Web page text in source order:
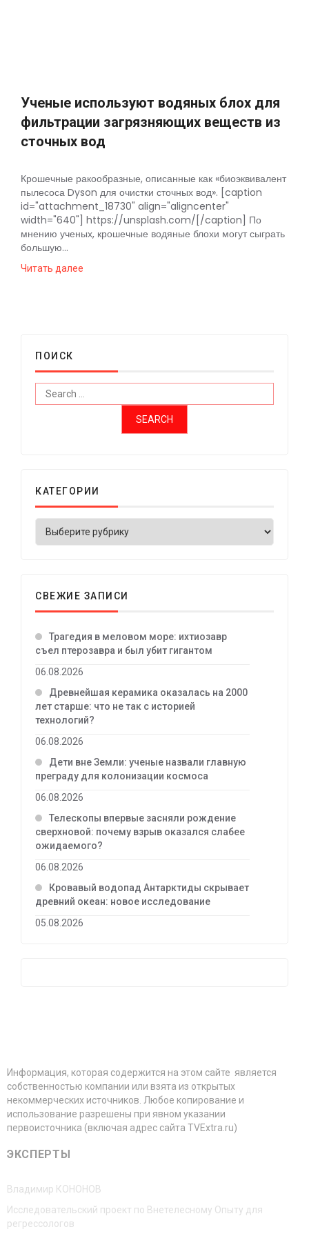
Ученые используют водяных блох для
фильтрации загрязняющих веществ из
сточных вод
Крошечные ракообразные, описанные как «биоэквивалент
пылесоса Dyson для очистки сточных вод». [caption
id="attachment_18730" align="aligncenter"
width="640"] https://unsplash.com/[/caption] По
мнению ученых, крошечные водяные блохи могут сыграть
большую...
Читать далее
ПОИСК
КАТЕГОРИИ
СВЕЖИЕ ЗАПИСИ
Трагедия в меловом море: ихтиозавр
съел птерозавра и был убит гигантом
06.08.2026
Древнейшая керамика оказалась на 2000
лет старше: что не так с историей
технологий?
06.08.2026
Дети вне Земли: ученые назвали главную
преграду для колонизации космоса
06.08.2026
Телескопы впервые засняли рождение
сверхновой: почему взрыв оказался слабее
ожидаемого?
06.08.2026
Кровавый водопад Антарктиды скрывает
древний океан: новое исследование
05.08.2026
Информация, которая содержится на этом сайте является
собственностью компании или взята из открытых
некоммерческих источников. Любое копирование и
использование разрешены при явном указании
первоисточника (включая адрес сайта TVExtra.ru)
ЭКСПЕРТЫ
Владимир КОНОНОВ
Исследовательский проект по Внетелесному Опыту для
регрессологов